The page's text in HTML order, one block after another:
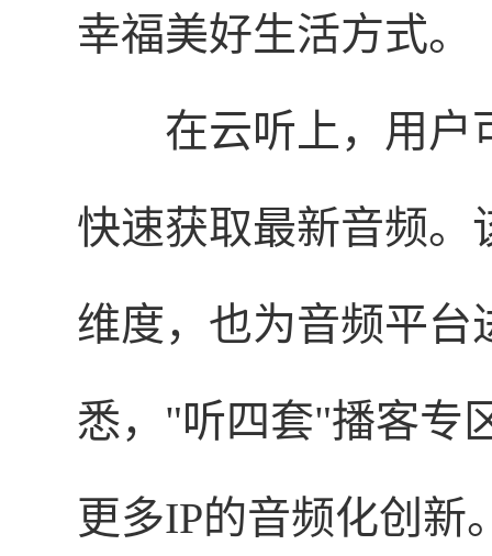
幸福美好生活方式。
在云听上，用户
快速获取最新音频。
维度，也为音频平台
悉，"听四套"播客专
更多IP的音频化创新